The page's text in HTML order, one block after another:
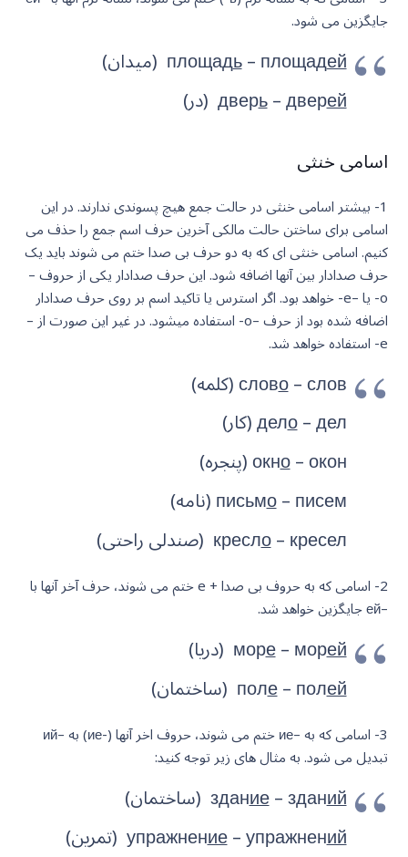
جایگزین می شود.
площадь– площадей
(میدان)
дверь– дверей (در)
اسامی خنثی
1- بیشتر اسامی خنثی در حالت جمع هیچ پسوندی ندارند. در این
اسامی برای ساختن حالت مالکی آخرین حرف اسم جمع را حذف می
کنیم. اسامی خنثی ای که به دو حرف بی صدا ختم می شوند باید یک
حرف صدادار بین آنها اضافه شود. این حرف صدادار یکی از حروف –
o- یا –e- خواهد بود. اگر استرس یا تاکید اسم بر روی حرف صدادار
اضافه شده بود از حرف –o- استفاده میشود. در غیر این صورت از –
e- استفاده خواهد شد.
слово– слов (کلمه)
дело– дел (کار)
окно– окон (پنجره)
письмо– писем (نامه)
кресло– кресел (صندلی راحتی)
2- اسامی که به حروف بی صدا + e ختم می شوند، حرف آخر آنها با
–ей جایگزین خواهد شد.
море– морей
(دریا)
поле– полей (ساختمان)
3- اسامی که به –ие ختم می شوند، حروف اخر آنها (-ие) به –ий
تبدیل می شود. به مثال های زیر توجه کنید:
здание– зданий
(ساختمان)
упражнение– упражнений (تمرین)